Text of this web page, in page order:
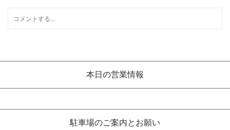
本日の営業情報
駐車場のご案内とお願い